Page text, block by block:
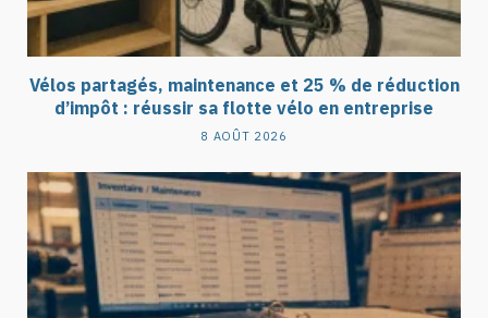
Vélos partagés, maintenance et 25 % de réduction
d’impôt : réussir sa flotte vélo en entreprise
8 AOÛT 2026